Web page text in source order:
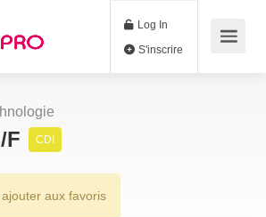
Log In
F CDI
aux favoris